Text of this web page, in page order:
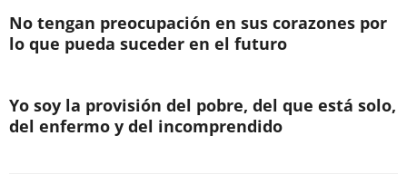
No tengan preocupación en sus corazones por
lo que pueda suceder en el futuro
Yo soy la provisión del pobre, del que está solo,
del enfermo y del incomprendido